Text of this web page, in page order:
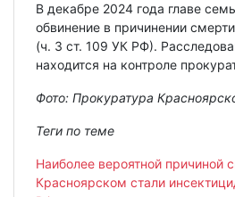
В декабре 2024 года главе
обвинение в причинении
(ч. 3 ст. 109 УК РФ).
находится на контроле
Фото: Прокуратура
Теги по теме
Наиболее вероятной причиной
Красноярском стали